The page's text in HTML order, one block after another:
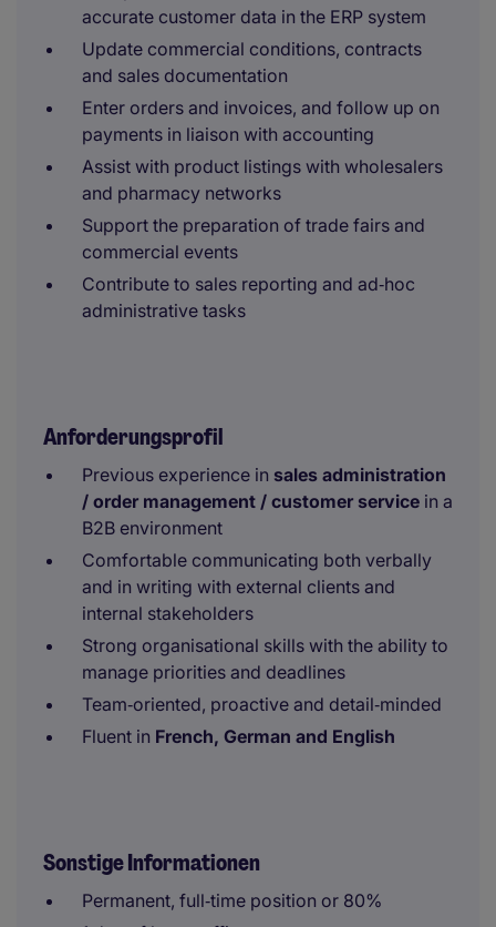
accurate customer data in the ERP system
Update commercial conditions, contracts
and sales documentation
Enter orders and invoices, and follow up on
payments in liaison with accounting
Assist with product listings with wholesalers
and pharmacy networks
Support the preparation of trade fairs and
commercial events
Contribute to sales reporting and ad‑hoc
administrative tasks
Anforderungsprofil
Previous experience in sales administration
/ order management / customer service in a
B2B environment
Comfortable communicating both verbally
and in writing with external clients and
internal stakeholders
Strong organisational skills with the ability to
manage priorities and deadlines
Team‑oriented, proactive and detail‑minded
Fluent in French, German and English
Sonstige Informationen
Permanent, full‑time position or 80%